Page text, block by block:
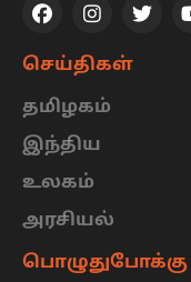
செய்திகள்
தமிழகம்
இந்திய
உலகம்
அரசியல்
பொழுதுபோக்கு